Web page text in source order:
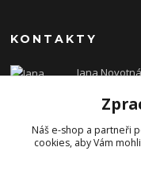
KONTAKTY
Jana Novotná
dzejn.n@email.cz
Náš e-shop a partneři
cookies, aby Vám